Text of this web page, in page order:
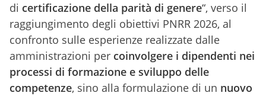
di certificazione della parità di genere“, verso il
raggiungimento degli obiettivi PNRR 2026, al
confronto sulle esperienze realizzate dalle
amministrazioni per coinvolgere i dipendenti nei
processi di formazione e sviluppo delle
competenze, sino alla formulazione di un nuovo